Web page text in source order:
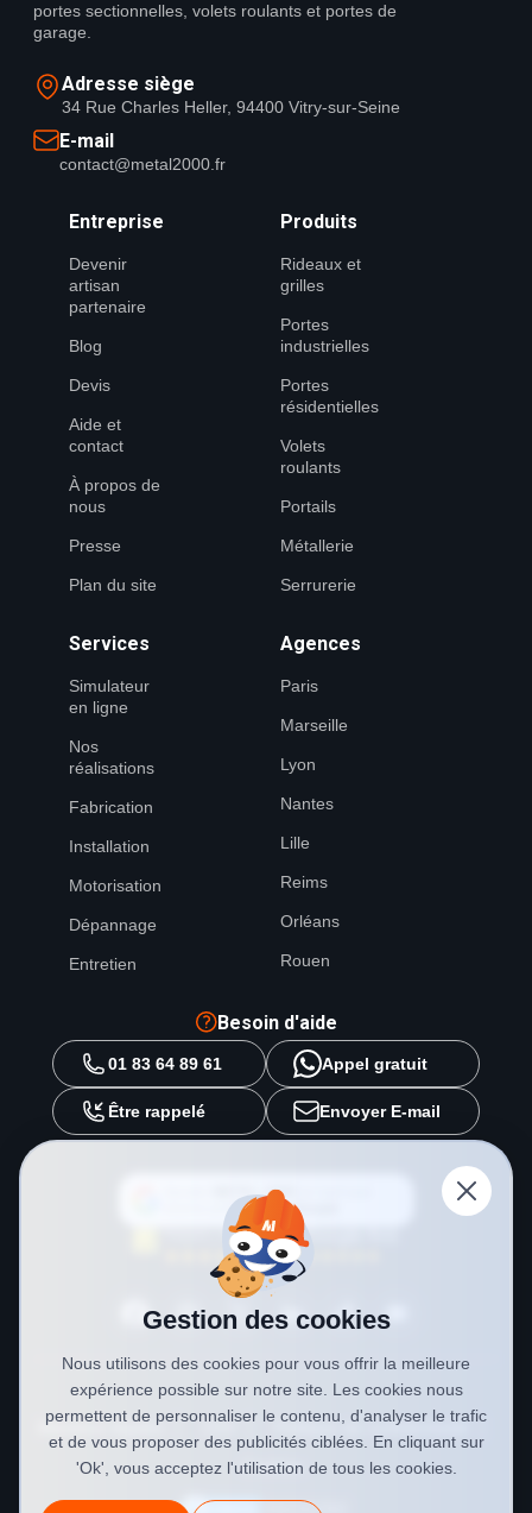
portes sectionnelles, volets roulants et portes de
garage.
Adresse siège
34 Rue Charles Heller, 94400 Vitry-sur-Seine
E-mail
contact@metal2000.fr
Entreprise
Devenir
artisan
partenaire
Blog
Devis
Aide et
contact
À propos de
nous
Presse
Plan du site
Produits
Rideaux et
grilles
Portes
industrielles
Portes
résidentielles
Volets
roulants
Portails
Métallerie
Serrurerie
Services
Simulateur
en ligne
Nos
réalisations
Fabrication
Installation
Motorisation
Dépannage
Entretien
Agences
Paris
Marseille
Lyon
Nantes
Lille
Reims
Orléans
Rouen
Besoin d'aide
01 83 64 89 61 Appel gratuit
Être rappelé Envoyer E-mail
METAL 2000
source préférée surGoogle
Mentions légales CGV Politique de confidentialité
Cookies
Gestion des cookies
Nous utilisons des cookies pour vous offrir la meilleure
expérience possible sur notre site. Les cookies nous
permettent de personnaliser le contenu, d'analyser le trafic
et de vous proposer des publicités ciblées. En cliquant sur
'Ok', vous acceptez l'utilisation de tous les cookies.